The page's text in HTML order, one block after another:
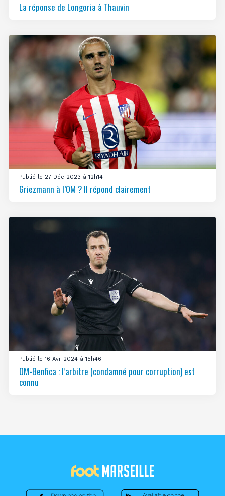
La réponse de Longoria à Thauvin
Publié le 27 Déc 2023 à 12h14
Griezmann à l’OM ? Il répond clairement
Publié le 16 Avr 2024 à 15h46
OM-Benfica : l’arbitre (condamné pour corruption) est
connu